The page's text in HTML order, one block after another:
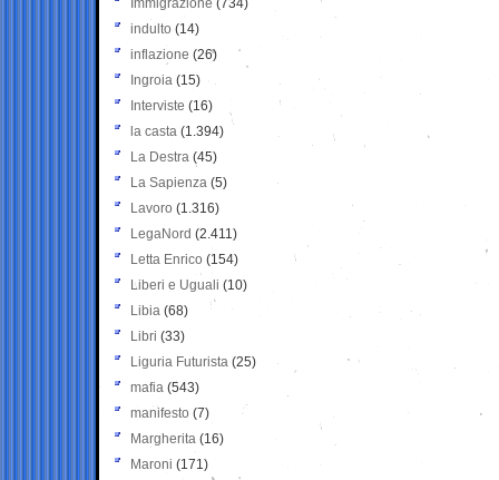
Immigrazione (734)
indulto (14)
inflazione (26)
Ingroia (15)
Interviste (16)
la casta (1.394)
La Destra (45)
La Sapienza (5)
Lavoro (1.316)
LegaNord (2.411)
Letta Enrico (154)
Liberi e Uguali (10)
Libia (68)
Libri (33)
Liguria Futurista (25)
mafia (543)
manifesto (7)
Margherita (16)
Maroni (171)